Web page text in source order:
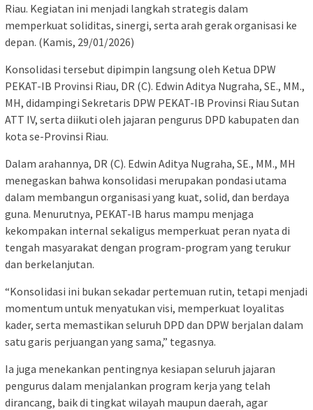
Riau. Kegiatan ini menjadi langkah strategis dalam
memperkuat soliditas, sinergi, serta arah gerak organisasi ke
depan. (Kamis, 29/01/2026)
‎Konsolidasi tersebut dipimpin langsung oleh Ketua DPW
PEKAT-IB Provinsi Riau, DR (C). Edwin Aditya Nugraha, SE., MM.,
MH, didampingi Sekretaris DPW PEKAT-IB Provinsi Riau Sutan
ATT IV, serta diikuti oleh jajaran pengurus DPD kabupaten dan
kota se-Provinsi Riau.
‎Dalam arahannya, DR (C). Edwin Aditya Nugraha, SE., MM., MH
menegaskan bahwa konsolidasi merupakan pondasi utama
dalam membangun organisasi yang kuat, solid, dan berdaya
guna. Menurutnya, PEKAT-IB harus mampu menjaga
kekompakan internal sekaligus memperkuat peran nyata di
tengah masyarakat dengan program-program yang terukur
dan berkelanjutan.
‎“Konsolidasi ini bukan sekadar pertemuan rutin, tetapi menjadi
momentum untuk menyatukan visi, memperkuat loyalitas
kader, serta memastikan seluruh DPD dan DPW berjalan dalam
satu garis perjuangan yang sama,” tegasnya.
‎Ia juga menekankan pentingnya kesiapan seluruh jajaran
pengurus dalam menjalankan program kerja yang telah
dirancang, baik di tingkat wilayah maupun daerah, agar